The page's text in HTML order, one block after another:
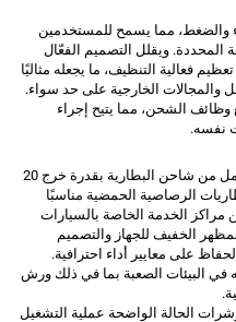
والضغط، مما يسمح للمستخدمين
المحددة. ويقلل التصميم الفعّال
فعالية التنظيف، ما يجعله مثاليًا
والمجالات الخارجية على حد سواء.
الشحن، مما يتيح إجراء
نفسه.
تجعل البنية المدمجة والتصميم القابل للحمل من شاحن البطارية بقدرة خرج 20
للبطاريات الرصاصية الحمضية مناسبًا
مراكز الخدمة الخاصة بالسيارات
الخفيف للجهاز والتصميم
على معايير أداء احترافية.
في البيئات الصعبة بما في ذلك ورش
الحالة الواضحة عملية التشغيل